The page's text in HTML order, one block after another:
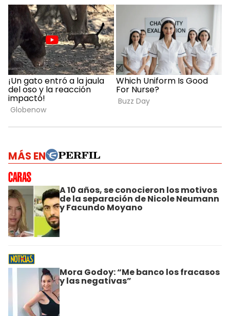
MÁS EN
A 10 años, se conocieron los motivos
de la separación de Nicole Neumann
y Facundo Moyano
Mora Godoy: “Me banco los fracasos
y las negativas”